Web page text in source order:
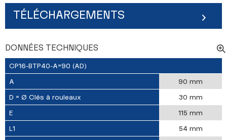
TÉLÉCHARGEMENTS
DONNÉES TECHNIQUES
CP16-BTP40-A=90 (AD)
A
90 mm
D = Ø Clés à rouleaux
30 mm
E
115 mm
L1
54 mm